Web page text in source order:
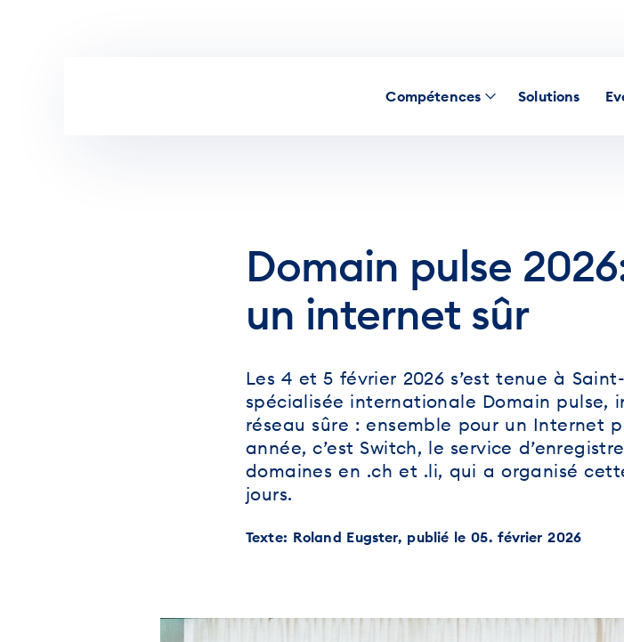
Compétences Solutions
Domain pulse
un internet sûr
Les 4 et 5 février 2026 s’est tenue à
spécialisée internationale Domain pulse,
réseau sûre : ensemble pour un Internet
année, c’est Switch, le service
domaines en .ch et .li, qui a organisé
jours.
Texte: Roland Eugster, publié le 05. février 2026